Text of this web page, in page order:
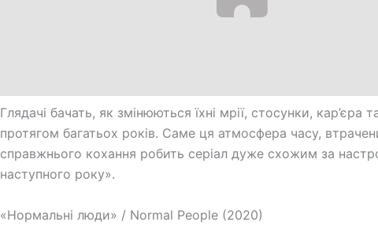
Глядачі бачать, як змінюються їхні мрії, стосунки, кар’єра
протягом багатьох років. Саме ця атмосфера часу,
справжнього кохання робить серіал дуже схожим за
наступного року».
«Нормальні люди» / Normal People (2020)